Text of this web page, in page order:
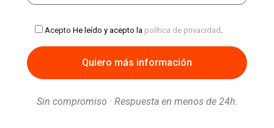
Acepto He leído y acepto la política de privacidad .
Sin compromiso · Respuesta en menos de 24h.